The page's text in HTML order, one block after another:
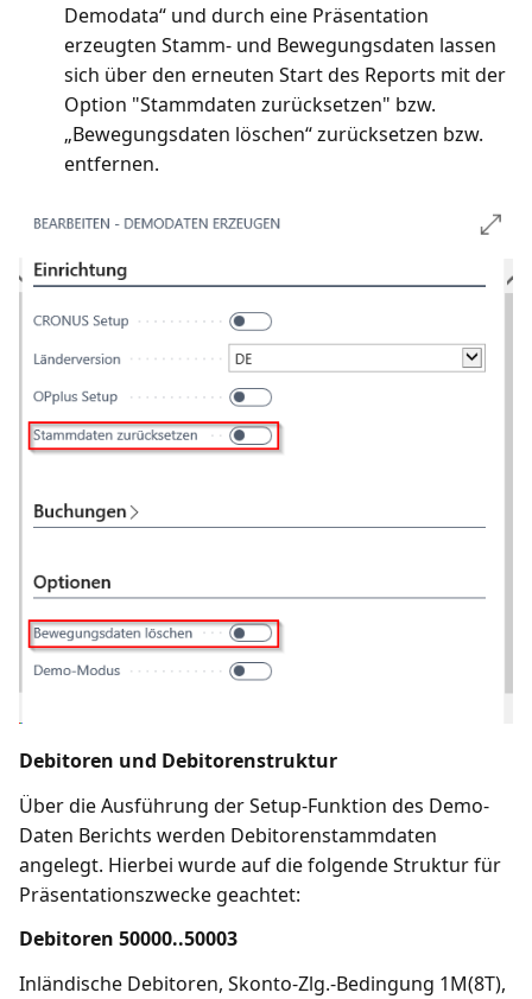
Demodata“ und durch eine Präsentation
erzeugten Stamm- und Bewegungsdaten lassen
sich über den erneuten Start des Reports mit der
Option "Stammdaten zurücksetzen" bzw.
„Bewegungsdaten löschen“ zurücksetzen bzw.
entfernen.
Debitoren und Debitorenstruktur
Über die Ausführung der Setup-Funktion des Demo-
Daten Berichts werden Debitorenstammdaten
angelegt. Hierbei wurde auf die folgende Struktur für
Präsentationszwecke geachtet:
Debitoren 50000..50003
Inländische Debitoren, Skonto-Zlg.-Bedingung 1M(8T),